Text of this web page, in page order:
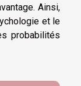
Ainsi,
et le
probabilités